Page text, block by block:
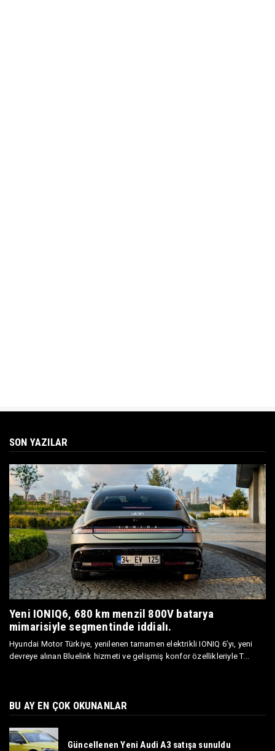
SON YAZILAR
Yeni IONIQ6, 680 km menzil 800V batarya
mimarisiyle segmentinde iddialı.
Hyundai Motor Türkiye, yenilenen tamamen elektrikli IONIQ 6’yı, yeni
devreye alınan Bluelink hizmeti ve gelişmiş konfor özellikleriyle T...
BU AY EN ÇOK OKUNANLAR
Güncellenen Yeni Audi A3 satışa sunuldu